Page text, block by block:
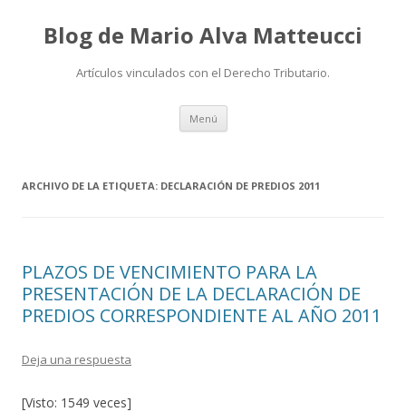
Blog de Mario Alva Matteucci
Artículos vinculados con el Derecho Tributario.
Menú Ir
contenido
ARCHIVO DE LA ETIQUETA: DECLARACIÓN DE PREDIOS 2011
PLAZOS DE VENCIMIENTO PARA LA
PRESENTACIÓN DE LA DECLARACIÓN DE
PREDIOS CORRESPONDIENTE AL AÑO 2011
Deja una respuesta
[Visto: 1549 veces]